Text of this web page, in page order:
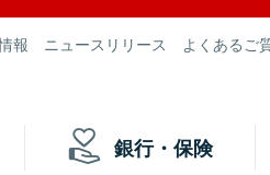
報 ニュースリリース よくあるご
銀行・保険